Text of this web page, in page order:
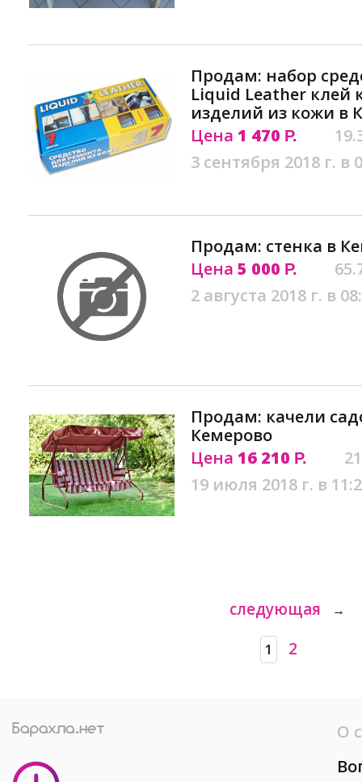
Продам: набор
Liquid Leather клей
изделий из кожи в
Цена 1 470 Р.
3 сентября 2018 г. в
Продам: стенка в
Цена 5 000 Р.
2 августа 2018 г. в
Продам: качели
Кемерово
Цена 16 210 Р.
19 июля 2018 г. в
следующая →
1 2
О